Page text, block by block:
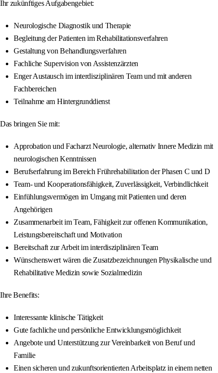
Ihr zukünftiges Aufgabengebiet:
Neurologische Diagnostik und Therapie
Begleitung der Patienten im Rehabilitationsverfahren
Gestaltung von Behandlungsverfahren
Fachliche Supervision von Assistenzärzten
Enger Austausch im interdisziplinären Team und mit anderen
Fachbereichen
Teilnahme am Hintergrunddienst
Das bringen Sie mit:
Approbation und Facharzt Neurologie, alternativ Innere Medizin mit
neurologischen Kenntnissen
Berufserfahrung im Bereich Frührehabilitation der Phasen C und D
Team- und Kooperationsfähigkeit, Zuverlässigkeit, Verbindlichkeit
Einfühlungsvermögen im Umgang mit Patienten und deren
Angehörigen
Zusammenarbeit im Team, Fähigkeit zur offenen Kommunikation,
Leistungsbereitschaft und Motivation
Bereitschaft zur Arbeit im interdisziplinären Team
Wünschenswert wären die Zusatzbezeichnungen Physikalische und
Rehabilitative Medizin sowie Sozialmedizin
Ihre Benefits:
Interessante klinische Tätigkeit
Gute fachliche und persönliche Entwicklungsmöglichkeit
Angebote und Unterstützung zur Vereinbarkeit von Beruf und
Familie
Einen sicheren und zukunftsorientierten Arbeitsplatz in einem netten